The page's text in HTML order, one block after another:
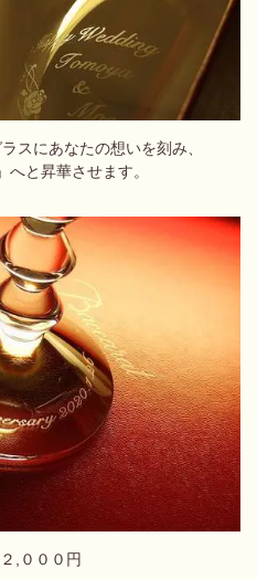
スにあなたの想いを刻み、
へと昇華させます。
,０００円